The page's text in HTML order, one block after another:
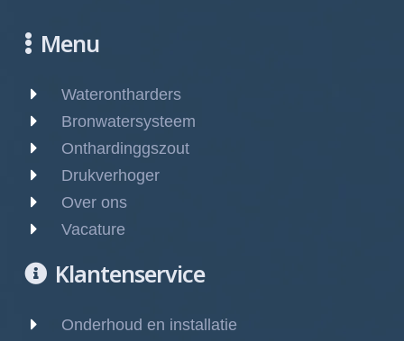
Menu
Waterontharders
Bronwatersysteem
Onthardinggszout
Drukverhoger
Over ons
Vacature
Klantenservice
Onderhoud en installatie